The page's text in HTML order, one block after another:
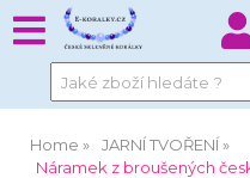
Home
JARNÍ TVOŘENÍ
Náramek z broušených